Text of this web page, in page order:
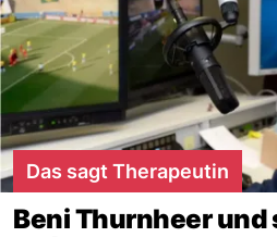
Das sagt Therapeutin
Beni Thurnheer und